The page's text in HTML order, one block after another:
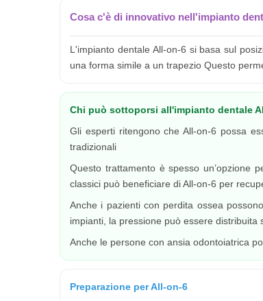
Cosa c'è di innovativo nell'impianto
L'impianto dentale All-on-6 si basa sul
una forma simile a un trapezio Questo
Chi può sottoporsi all'impianto dentale
Gli esperti ritengono che All-on-6 possa
tradizionali
Questo trattamento è spesso un’opzione
classici può beneficiare di All-on-6 per
Anche i pazienti con perdita ossea
impianti, la pressione può essere
Anche le persone con ansia odontoiatrica
Preparazione per All-on-6